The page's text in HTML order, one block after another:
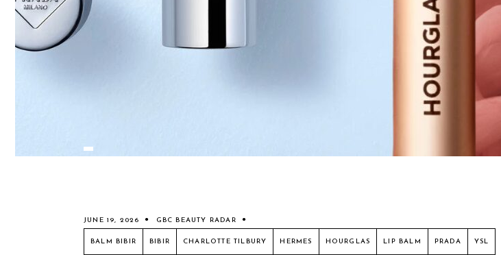
JUNE 19, 2026 GBC BEAUTY RADAR
BALM BIBIR BIBIR CHARLOTTE TILBURY HERMES HOURGLAS LIP BALM PRADA YSL